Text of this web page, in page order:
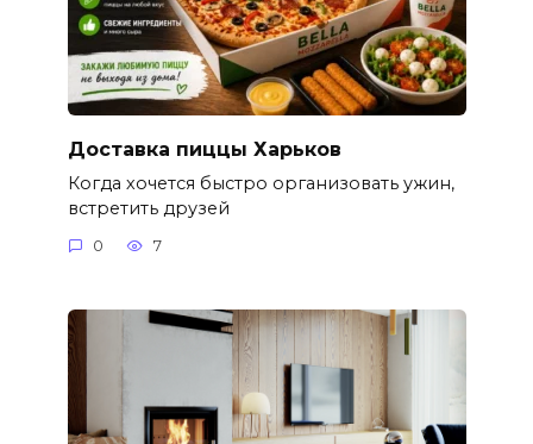
Доставка пиццы Харьков
Когда хочется быстро организовать ужин,
встретить друзей
0 7